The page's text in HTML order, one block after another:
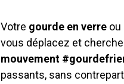
Votre gourde en verre ou
vous déplacez et
mouvement
passants, sans